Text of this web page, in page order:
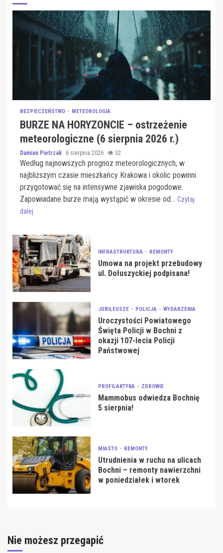
BEZPIECZEŃSTWO METEOROLOGIA
BURZE NA HORYZONCIE – ostrzeżenie
meteorologiczne (6 sierpnia 2026 r.)
Damian Pietrzak 6 sierpnia 2026 32
Według najnowszych prognoz meteorologicznych, w
najbliższym czasie mieszkańcy Krakowa i okolic powinni
przygotować się na intensywne zjawiska pogodowe.
Zapowiadane burze mają wystąpić w okresie od... Czytaj
dalej
INFRASTRUKTURA REMONTY
Umowa na projekt przebudowy
ul. Dołuszyckiej podpisana!
JUBILEUSZE POLICJA WYDARZENIA
Uroczystości Powiatowego
Święta Policji w Bochni z
okazji 107-lecia Policji
Państwowej
PROFILAKTYKA ZDROWIE
Mammobus odwiedza Bochnię
5 sierpnia!
MIASTO REMONTY
Utrudnienia w ruchu na ulicach
Bochni – remonty nawierzchni
w poniedziałek i wtorek
Nie możesz przegapić